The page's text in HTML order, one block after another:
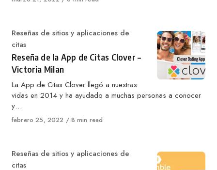
Category
Reseñas de sitios y aplicaciones de
citas
Reseña de la App de Citas Clover –
Victoria Milan
La App de Citas Clover llegó a nuestras
vidas en 2014 y ha ayudado a muchas personas a conocer
y…
Published
febrero 25, 2022 8 min read
Category
Reseñas de sitios y aplicaciones de
citas